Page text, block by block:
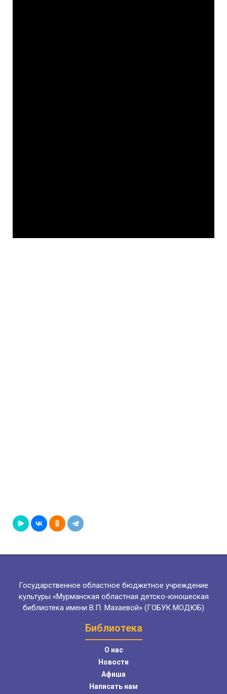
Государственное областное бюджетное учреждение
культуры «Мурманская областная детско-юношеская
библиотека имени В.П. Махаевой» (ГОБУК МОДЮБ)
Библиотека
О нас
Новости
Афиша
Написать нам